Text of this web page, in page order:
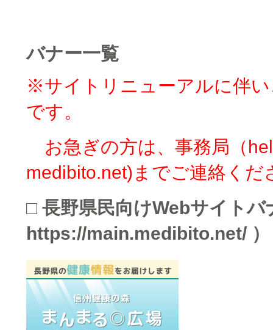
バナー一覧
※サイトリニューアルに伴
です。
お急ぎの方は、事務局（
medibito.net)までご連絡くだ
□ 長野県民向けWebサイトバ
https://main.medibito.net/ ）